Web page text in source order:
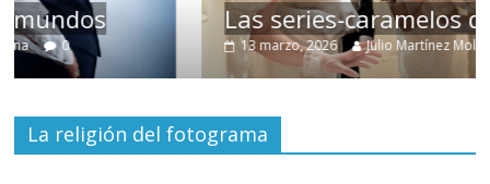
Las series-caramelos de Shondaland
13 marzo, 2026 Julio Martínez Molina 0
La religión del fotograma